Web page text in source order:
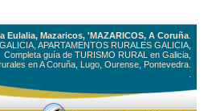
Eulalia, Mazaricos, 'MAZARICOS, A Coruña
APARTAMENTOS RURALES GALICIA,
Completa guía de TURISMO RURAL en Galicia,
en A Coruña, Lugo, Ourense, Pontevedra.